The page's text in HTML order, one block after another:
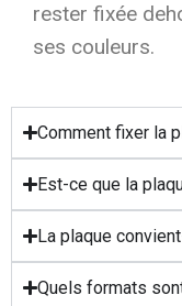
rester fixée
ses couleurs.
Comment fixer la
Est-ce que la
La plaque
Quels formats